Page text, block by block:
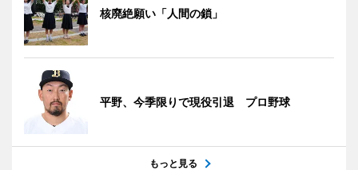
核廃絶願い「人間の鎖」
平野、今季限りで現役引退 プロ野球
もっと見る